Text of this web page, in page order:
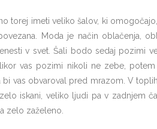
torej imeti veliko šalov, ki
Moda je način oblačenja,
v svet. Šali bodo sedaj pozimi
vas pozimi nikoli ne zebe,
vas obvaroval pred mrazom. V
iskani, veliko ljudi pa v zadnjem
zelo zaželeno.